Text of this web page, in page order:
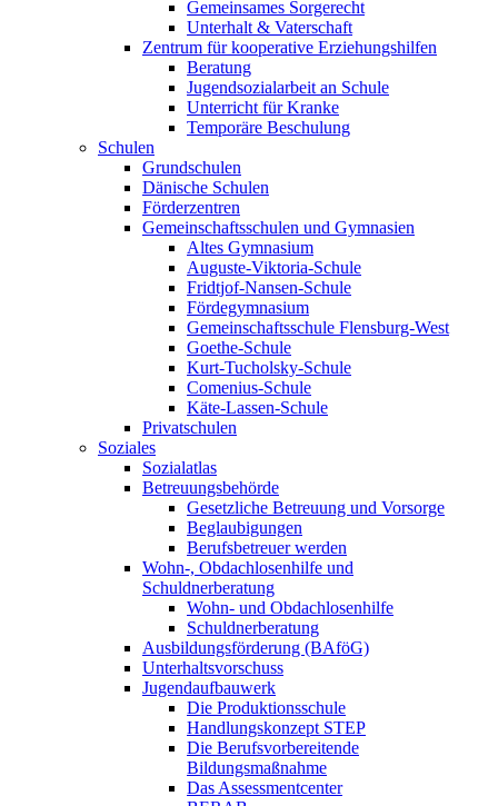
Gemeinsames Sorgerecht
Unterhalt & Vaterschaft
Zentrum für kooperative Erziehungshilfen
Beratung
Jugendsozialarbeit an Schule
Unterricht für Kranke
Temporäre Beschulung
Schulen
Grundschulen
Dänische Schulen
Förderzentren
Gemeinschaftsschulen und Gymnasien
Altes Gymnasium
Auguste-Viktoria-Schule
Fridtjof-Nansen-Schule
Fördegymnasium
Gemeinschaftsschule Flensburg-West
Goethe-Schule
Kurt-Tucholsky-Schule
Comenius-Schule
Käte-Lassen-Schule
Privatschulen
Soziales
Sozialatlas
Betreuungsbehörde
Gesetzliche Betreuung und Vorsorge
Beglaubigungen
Berufsbetreuer werden
Wohn-, Obdachlosenhilfe und
Schuldnerberatung
Wohn- und Obdachlosenhilfe
Schuldnerberatung
Ausbildungsförderung (BAföG)
Unterhaltsvorschuss
Jugendaufbauwerk
Die Produktionsschule
Handlungskonzept STEP
Die Berufsvorbereitende
Bildungsmaßnahme
Das Assessmentcenter